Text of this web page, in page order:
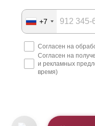
+7
Согласен на
Согласен на
и рекламных
время)